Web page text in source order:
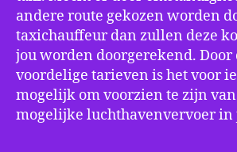
andere route gekozen worden
taxichauffeur dan zullen deze
jou worden doorgerekend. Door
voordelige tarieven is het voor
mogelijk om voorzien te zijn
mogelijke luchthavenvervoer in